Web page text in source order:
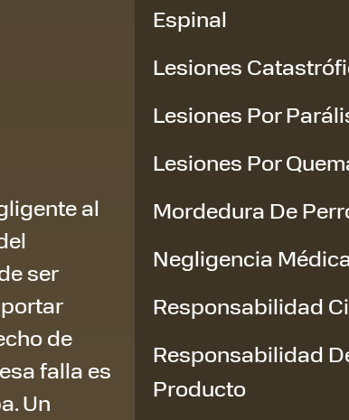
al
ser
de
falla es
Un
Espinal
Lesiones
Lesiones Por
Lesiones Por
Mordedura De
Negligencia
Responsabilidad
Responsabilidad
Producto